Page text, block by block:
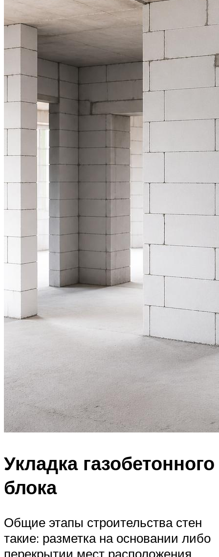
Укладка газобетонного
блока
Общие этапы строительства стен
такие: разметка на основании либо
перекрытии мест расположения